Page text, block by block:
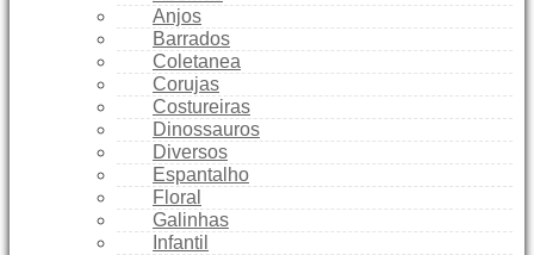
Anjos
Barrados
Coletanea
Corujas
Costureiras
Dinossauros
Diversos
Espantalho
Floral
Galinhas
Infantil